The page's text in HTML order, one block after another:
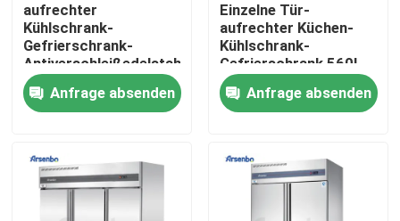
Handelssupermarkt-Kühlschrank
Handelsrestaurant-Kühlschrank
Unter Gegenkühlschränken
aufrechter
Kühlschrank-
Gefrierschrank-
Antiverschleißedelstahl
Multiscene der
Küchen-1000L
Anfrage absenden
Einzelne Tür-
aufrechter Küchen-
Kühlschrank-
Gefrierschrank 560L
Vielzweck
Anfrage absenden